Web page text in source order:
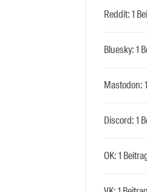
Reddit: 1
Bluesky: 1
Mastodon:
Discord: 1
OK: 1